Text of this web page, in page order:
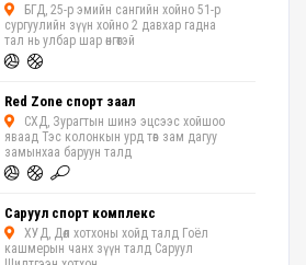
БГД, 25-р эмийн сангийн хойно 51-р
сургуулийн зүүн хойно 2 давхар гадна
тал нь улбар шар өнгөтэй
Red Zone спорт заал
СХД, Зурагтын шинэ эцсээс хойшоо
яваад Тэс колонкын урд төв зам дагуу
замынхаа баруун талд
Саруул спорт комплекс
ХУД, Дөл хотхоны хойд талд Гоёл
кашмерын чанх зүүн талд Саруул